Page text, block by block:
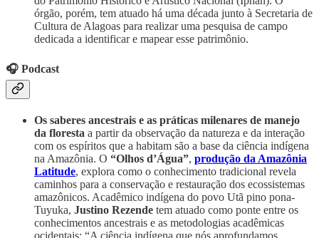
órgão, porém, tem atuado há uma década junto à Secretaria de
Cultura de Alagoas para realizar uma pesquisa de campo
dedicada a identificar e mapear esse patrimônio.
🎧 Podcast
Os saberes ancestrais e as práticas milenares de manejo
da floresta a partir da observação da natureza e da interação
com os espíritos que a habitam são a base da ciência indígena
na Amazônia. O “Olhos d’Água”, produção da Amazônia
Latitude, explora como o conhecimento tradicional revela
caminhos para a conservação e restauração dos ecossistemas
amazônicos. Acadêmico indígena do povo Utã pino pona-
Tuyuka, Justino Rezende tem atuado como ponte entre os
conhecimentos ancestrais e as metodologias acadêmicas